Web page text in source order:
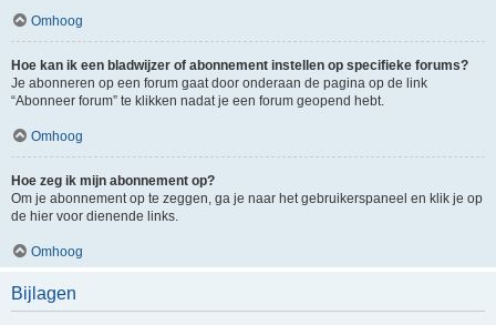
Omhoog
Hoe kan ik een bladwijzer of abonnement instellen op specifieke forums?
Je abonneren op een forum gaat door onderaan de pagina op de link
“Abonneer forum” te klikken nadat je een forum geopend hebt.
Omhoog
Hoe zeg ik mijn abonnement op?
Om je abonnement op te zeggen, ga je naar het gebruikerspaneel en klik je op
de hier voor dienende links.
Omhoog
Bijlagen